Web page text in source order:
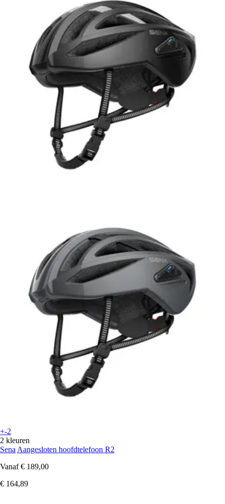
+-2
2 kleuren
Sena Aangesloten hoofdtelefoon R2
Vanaf € 189,00
€ 164,89